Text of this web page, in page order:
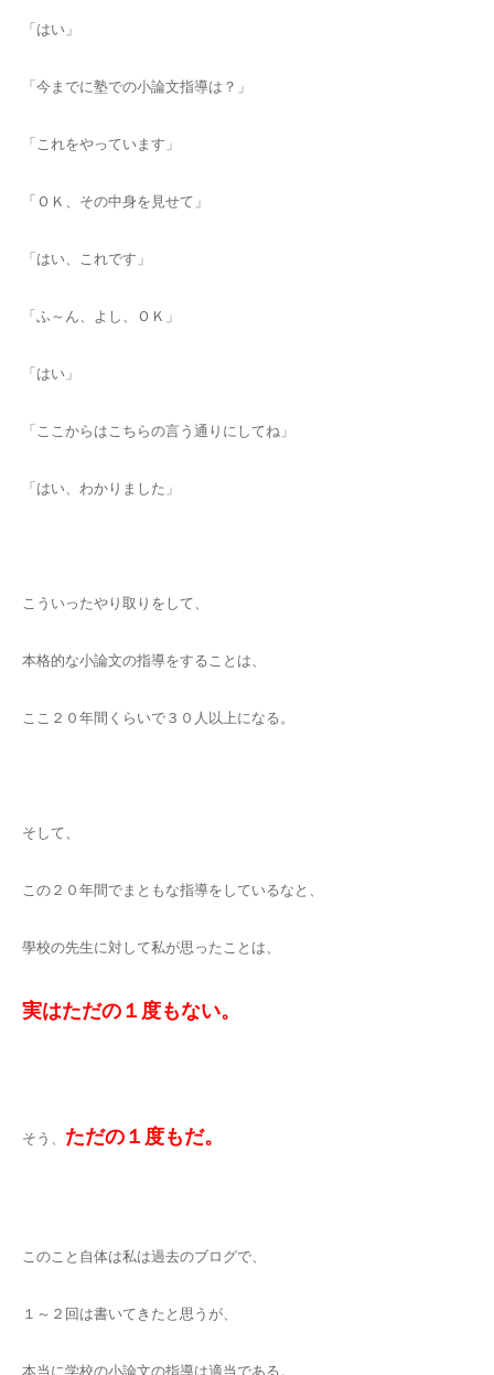
「はい」
「今までに塾での小論文指導は？」
「これをやっています」
「ＯＫ、その中身を見せて」
「はい、これです」
「ふ～ん、よし、ＯＫ」
「はい」
「ここからはこちらの言う通りにしてね」
「はい、わかりました」
こういったやり取りをして、
本格的な小論文の指導をすることは、
ここ２０年間くらいで３０人以上になる。
そして、
この２０年間でまともな指導をしているなと、
學校の先生に対して私が思ったことは、
実はただの１度もない。
そう、 ただの１度もだ。
このこと自体は私は過去のブログで、
１～２回は書いてきたと思うが、
本当に学校の小論文の指導は適当である。